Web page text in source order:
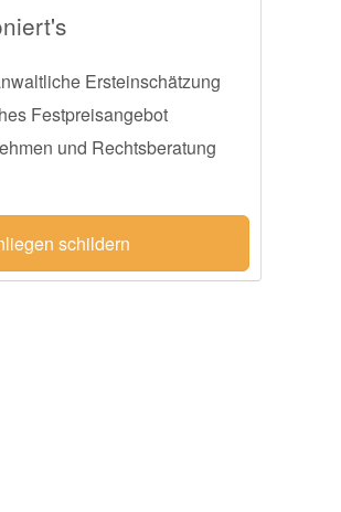
Ersteinschätzung
Festpreisangebot
und Rechtsberatung
schildern